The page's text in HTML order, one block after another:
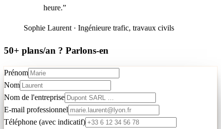
heure.”
Sophie Laurent · Ingénieure trafic, travaux civils
50+ plans/an ? Parlons-en
Prénom
Nom
Nom de l'entreprise
E-mail professionnel
Téléphone (avec indicatif)